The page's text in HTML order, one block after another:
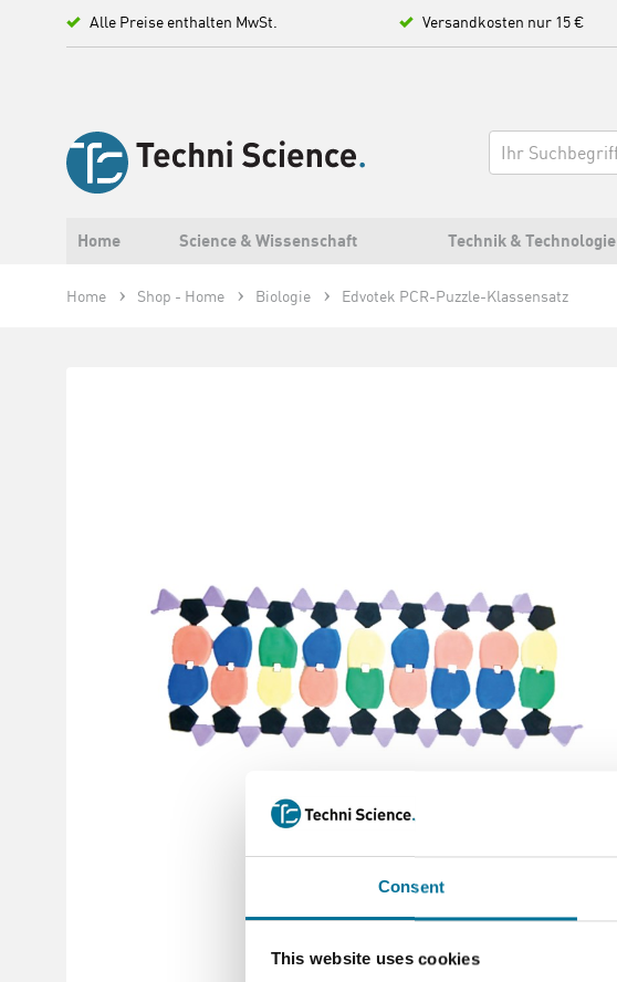
Consent
This website uses cookies
Alle Preise enthalten MwSt. Versandkosten nur 15 €
Home Science & Wissenschaft Technik & Technologie
Home Shop - Home Biologie Edvotek PCR-Puzzle-Klassensatz